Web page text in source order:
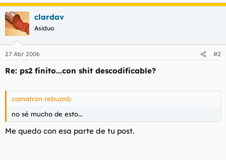
clardav
Asiduo
27 Abr 2006 #2
Re: ps2 finito...con shit descodificable?
camatron rebuznó:
no sé mucho de esto...
Me quedo con esa parte de tu post.